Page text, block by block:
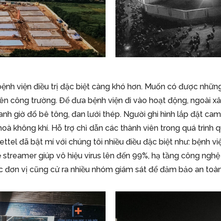
viện điều trị đặc biệt càng khó hơn. Muốn có được
công trường. Để đưa bệnh viện đi vào hoạt động, ngoài
giờ đổ bê tông, đan lưới thép. Người ghi hình lắp đặt
không khí. Hỗ trợ chỉ dẫn các thành viên trong quá trình
đã bật mí với chúng tôi nhiều điều đặc biệt như: bệnh
giúp vô hiệu virus lên đến 99%, hạ tầng công
đơn vị cũng cử ra nhiều nhóm giám sát để đảm bảo an